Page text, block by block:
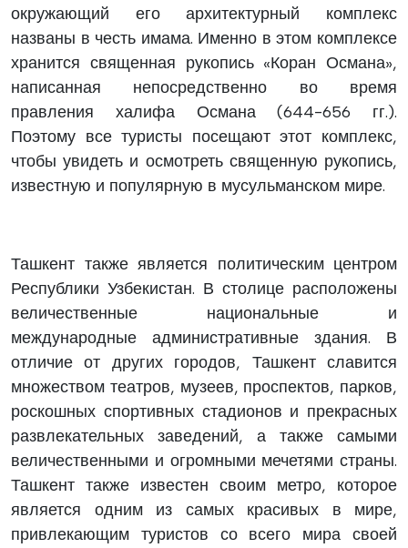
окружающий его архитектурный комплекс
названы в честь имама. Именно в этом комплексе
хранится священная рукопись «Коран Османа»,
написанная непосредственно во время
правления халифа Османа (644-656 гг.).
Поэтому все туристы посещают этот комплекс,
чтобы увидеть и осмотреть священную рукопись,
известную и популярную в мусульманском мире.
Ташкент также является политическим центром
Республики Узбекистан. В столице расположены
величественные национальные и
международные административные здания. В
отличие от других городов, Ташкент славится
множеством театров, музеев, проспектов, парков,
роскошных спортивных стадионов и прекрасных
развлекательных заведений, а также самыми
величественными и огромными мечетями страны.
Ташкент также известен своим метро, ​​которое
является одним из самых красивых в мире,
привлекающим туристов со всего мира своей